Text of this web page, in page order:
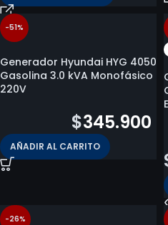
-51%
Generador Hyundai HYG 4050
Gasolina 3.0 kVA Monofásico
220V
$345.900
AÑADIR AL CARRITO
-26%